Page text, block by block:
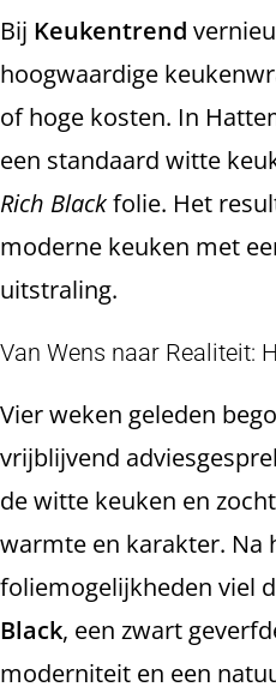
Bij Keukentrend
hoogwaardige
of hoge kosten. In
een standaard witte
Rich Blackfolie. Het
moderne keuken met
uitstraling.
Van Wens naar Realiteit:
Vier weken geleden
vrijblijvend
de witte keuken en
warmte en karakter. Na
foliemogelijkheden viel
Black, een zwart
moderniteit en een